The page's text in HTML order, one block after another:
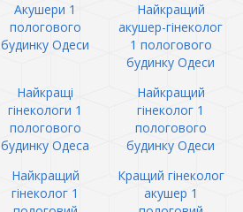
Акушери 1
пологового
будинку Одеси
Найкращий
акушер-гінеколог
1 пологового
будинку Одеси
Найкращі
гінекологи 1
пологового
будинку Одеса
Найкращий
гінеколог 1
пологового
будинку Одеси
Найкращий
гінеколог 1
Кращий гінеколог
акушер 1